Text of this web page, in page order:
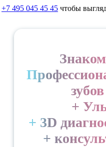
+7 495 045 45 45 чтобы
+
+ 3D
+